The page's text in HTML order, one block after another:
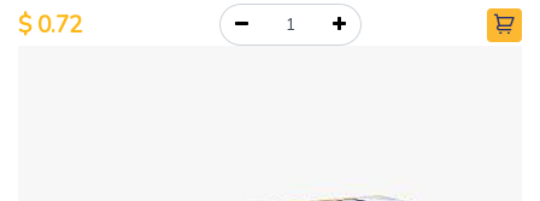
$0.72